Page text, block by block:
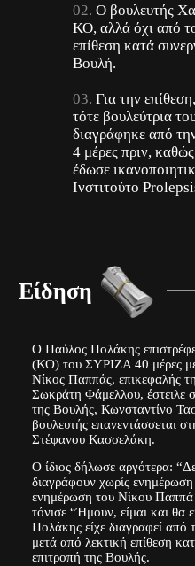
Ο βουλευτής
ΚΟ, αλλά όχι από
επίθεση κατά
Βουλή.
Για την
τότε βουλεύτρια
διαγράφηκε από
4 μέρες πριν,
έδωσε
Ινστιτούτο
Είδηση
Ο Παύλος Πολάκης
(ΚΟ) του ΣΥΡΙΖΑ 40 μέρες
Νίκος Παππάς, επικεφαλής
Σωκράτη Φάμελλου, έστειλε
της Βουλής, Κωνσταντίνο
βουλευτής επανεντάσσεται
Στέφανου Κασσελάκη.
Ο ίδιος δήλωσε αργότερα:
διαγράφουν χωρίς
ενημέρωση του Νίκου Παππά
τόνισε “Ήμουν, είμαι και
Πολάκης είχε διαγραφεί
μετά από λεκτική επίθεση
επιτροπή της Βουλής.